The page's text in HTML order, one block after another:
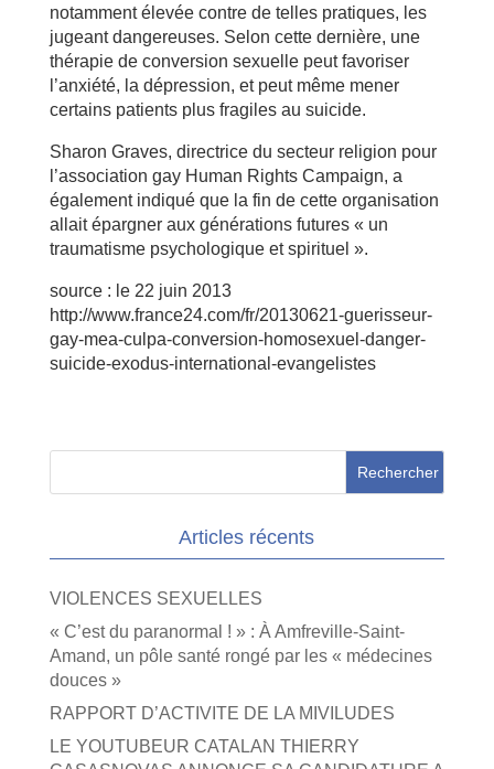
notamment élevée contre de telles pratiques, les
jugeant dangereuses. Selon cette dernière, une
thérapie de conversion sexuelle peut favoriser
l’anxiété, la dépression, et peut même mener
certains patients plus fragiles au suicide.
Sharon Graves, directrice du secteur religion pour
l’association gay Human Rights Campaign, a
également indiqué que la fin de cette organisation
allait épargner aux générations futures « un
traumatisme psychologique et spirituel ».
source : le 22 juin 2013
http://www.france24.com/fr/20130621-guerisseur-
gay-mea-culpa-conversion-homosexuel-danger-
suicide-exodus-international-evangelistes
Articles récents
VIOLENCES SEXUELLES
« C’est du paranormal ! » : À Amfreville-Saint-
Amand, un pôle santé rongé par les « médecines
douces »
RAPPORT D’ACTIVITE DE LA MIVILUDES
LE YOUTUBEUR CATALAN THIERRY